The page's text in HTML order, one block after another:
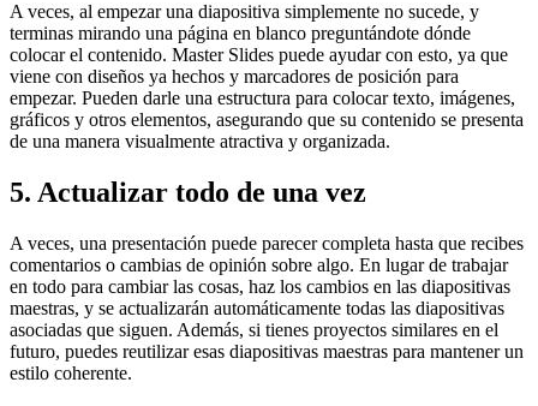
A veces, al empezar una diapositiva simplemente no sucede, y
terminas mirando una página en blanco preguntándote dónde
colocar el contenido. Master Slides puede ayudar con esto, ya que
viene con diseños ya hechos y marcadores de posición para
empezar. Pueden darle una estructura para colocar texto, imágenes,
gráficos y otros elementos, asegurando que su contenido se presenta
de una manera visualmente atractiva y organizada.
5. Actualizar todo de una vez
A veces, una presentación puede parecer completa hasta que recibes
comentarios o cambias de opinión sobre algo. En lugar de trabajar
en todo para cambiar las cosas, haz los cambios en las diapositivas
maestras, y se actualizarán automáticamente todas las diapositivas
asociadas que siguen. Además, si tienes proyectos similares en el
futuro, puedes reutilizar esas diapositivas maestras para mantener un
estilo coherente.